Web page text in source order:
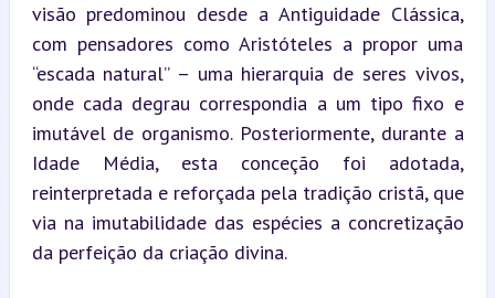
visão predominou desde a Antiguidade Clássica,
com pensadores como Aristóteles a propor uma
“escada natural” – uma hierarquia de seres vivos,
onde cada degrau correspondia a um tipo fixo e
imutável de organismo. Posteriormente, durante a
Idade Média, esta conceção foi adotada,
reinterpretada e reforçada pela tradição cristã, que
via na imutabilidade das espécies a concretização
da perfeição da criação divina.